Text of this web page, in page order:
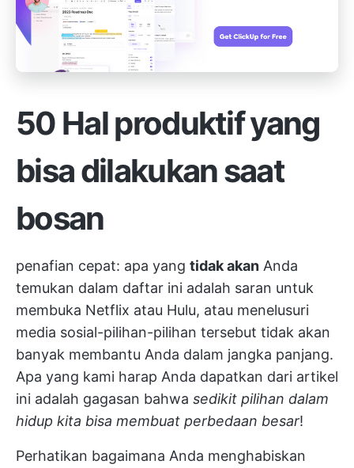
50 Hal produktif yang
bisa dilakukan saat
bosan
penafian cepat: apa yang tidak akan Anda
temukan dalam daftar ini adalah saran untuk
membuka Netflix atau Hulu, atau menelusuri
media sosial-pilihan-pilihan tersebut tidak akan
banyak membantu Anda dalam jangka panjang.
Apa yang kami harap Anda dapatkan dari artikel
ini adalah gagasan bahwa sedikit pilihan dalam
hidup kita bisa membuat perbedaan besar!
Perhatikan bagaimana Anda menghabiskan